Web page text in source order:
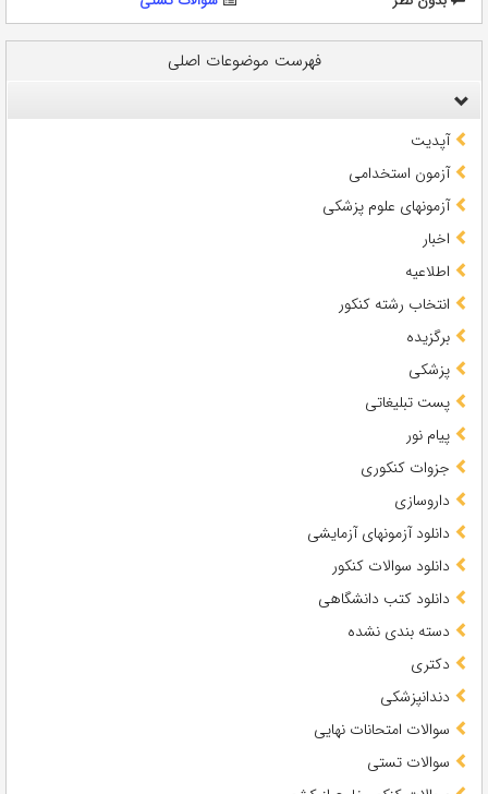
فهرست موضوعات اصلی
آپدیت
آزمون استخدامی
آزمونهای علوم پزشکی
اخبار
اطلاعیه
انتخاب رشته کنکور
برگزیده
پزشکی
پست تبلیغاتی
پیام نور
جزوات کنکوری
داروسازی
دانلود آزمونهای آزمایشی
دانلود سوالات کنکور
دانلود کتب دانشگاهی
دسته بندی نشده
دکتری
دندانپزشکی
سوالات امتحانات نهایی
سوالات تستی